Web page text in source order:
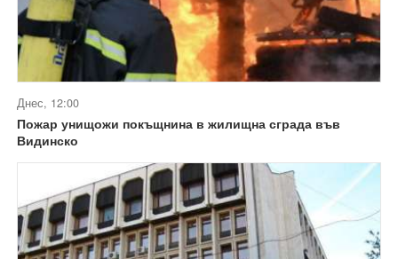
Днес, 12:00
Пожар унищожи покъщнина в жилищна сграда във
Видинско